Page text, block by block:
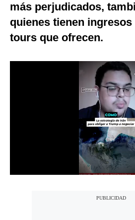
Notas Contratadas
Podcast
más perjudicados,
quienes tienen
tours que ofrecen.